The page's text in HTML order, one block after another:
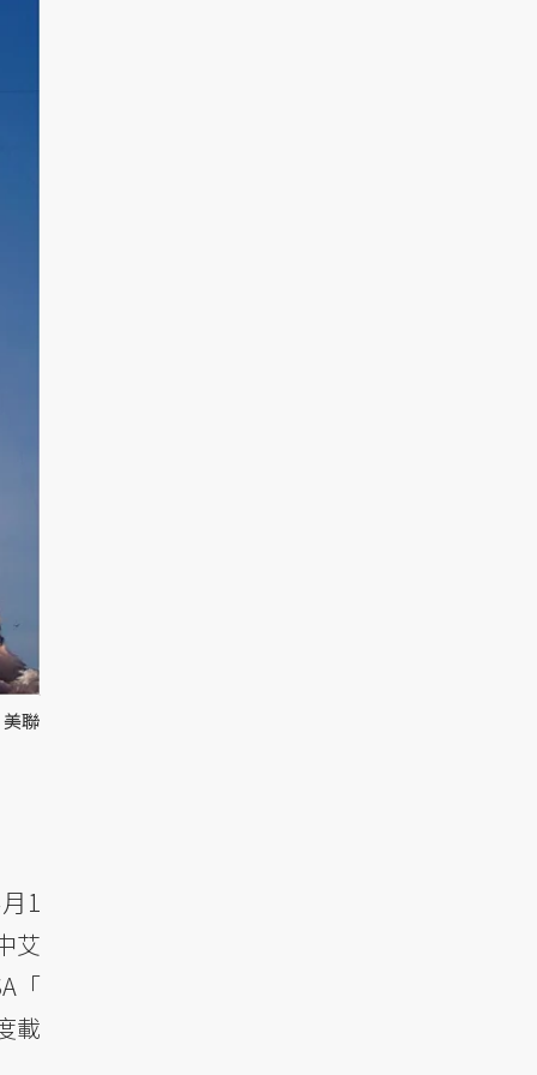
聯
1
艾
「
載